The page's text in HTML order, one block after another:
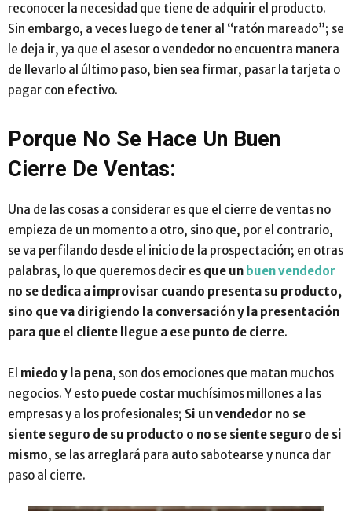
reconocer la necesidad que tiene de adquirir el producto.
Sin embargo, a veces luego de tener al “ratón mareado”; se
le deja ir, ya que el asesor o vendedor no encuentra manera
de llevarlo al último paso, bien sea firmar, pasar la tarjeta o
pagar con efectivo.
Porque No Se Hace Un Buen
Cierre De Ventas:
Una de las cosas a considerar es que el cierre de ventas no
empieza de un momento a otro, sino que, por el contrario,
se va perfilando desde el inicio de la prospectación; en otras
palabras, lo que queremos decir es que un buen vendedor
no se dedica a improvisar cuando presenta su producto,
sino que va dirigiendo la conversación y la presentación
para que el cliente llegue a ese punto de cierre.
El miedo y la pena, son dos emociones que matan muchos
negocios. Y esto puede costar muchísimos millones a las
empresas y a los profesionales; Si un vendedor no se
siente seguro de su producto o no se siente seguro de si
mismo, se las arreglará para auto sabotearse y nunca dar
paso al cierre.